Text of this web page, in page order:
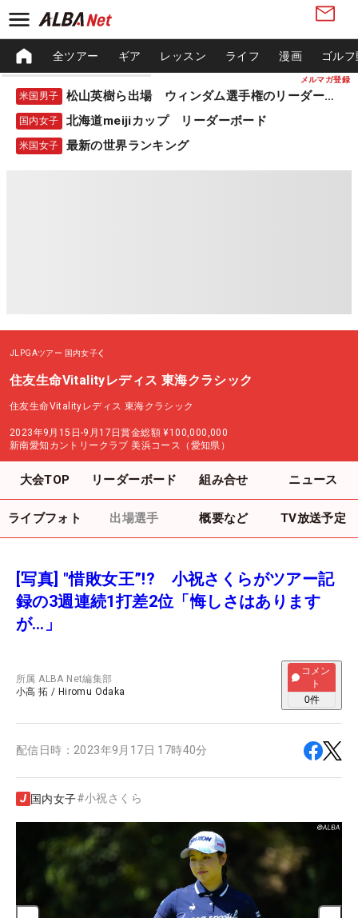
メルマガ登録
全ツアー ギア レッスン ライフ 漫画 ゴル
米国男子 松山英樹ら出場 ウィンダム選手権のリーダーボード
国内女子 北海道meijiカップ リーダーボード
米国女子 最新の世界ランキング
JLPGAツアー 国内女子
住友生命Vitalityレディス 東海クラシック
住友生命Vitalityレディス 東海クラシック
2023年9月15日-9月17日賞金総額 ¥100,000,000
新南愛知カントリークラブ 美浜コース（愛知県）
大会TOP リーダーボード 組み合せ ニュース
ライブフォト 出場選手 概要など TV放送予定
[写真] "惜敗女王”!? 小祝さくらがツアー記
録の3週連続1打差2位「悔しさはあります
が…」
所属ALBA Net編集部
小高 拓 / Hiromu Odaka
コメン
ト
0件
配信日時： 2023年9月17日 17時40分
国内女子#小祝さくら